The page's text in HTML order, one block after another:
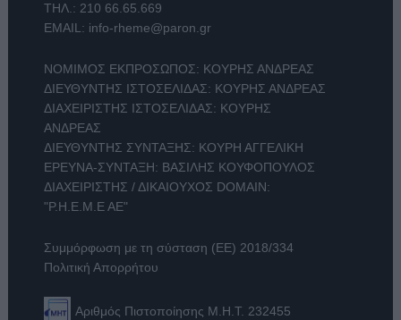
ΤΗΛ.: 210 66.65.669
EMAIL: info-rheme@paron.gr
ΝΟΜΙΜΟΣ ΕΚΠΡΟΣΩΠΟΣ: ΚΟΥΡΗΣ ΑΝΔΡΕΑΣ
ΔΙΕΥΘΥΝΤΗΣ ΙΣΤΟΣΕΛΙΔΑΣ: ΚΟΥΡΗΣ ΑΝΔΡΕΑΣ
ΔΙΑΧΕΙΡΙΣΤΗΣ ΙΣΤΟΣΕΛΙΔΑΣ: ΚΟΥΡΗΣ
ΑΝΔΡΕΑΣ
ΔΙΕΥΘΥΝΤΗΣ ΣΥΝΤΑΞΗΣ: ΚΟΥΡΗ ΑΓΓΕΛΙΚΗ
ΕΡΕΥΝΑ-ΣΥΝΤΑΞΗ: ΒΑΣΙΛΗΣ ΚΟΥΦΟΠΟΥΛΟΣ
ΔΙΑΧΕΙΡΙΣΤΗΣ / ΔΙΚΑΙΟΥΧΟΣ DOMAIN:
"Ρ.Η.Ε.Μ.Ε ΑΕ"
Συμμόρφωση με τη σύσταση (ΕΕ) 2018/334
Πολιτική Απορρήτου
Αριθμός Πιστοποίησης Μ.Η.Τ. 232455